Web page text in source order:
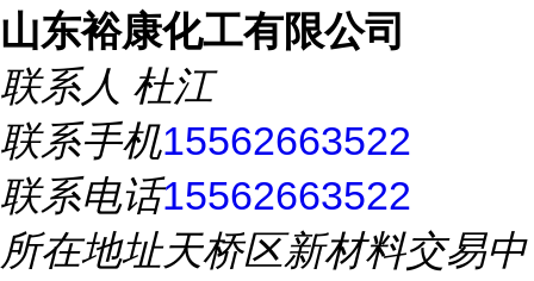
山东裕康化工有限公司
联系人 杜江
联系手机15562663522
联系电话15562663522
所在地址天桥区新材料交易中